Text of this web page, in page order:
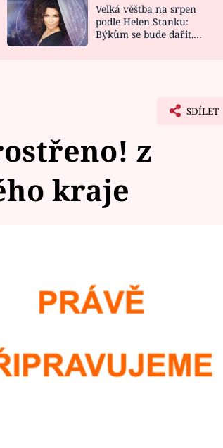
NOVINKY
VIDEORECEPTY
Velká věštba na srpen
podle Helen Stanku:
Býkům se bude dařit,
SDÍLET
z
kraje